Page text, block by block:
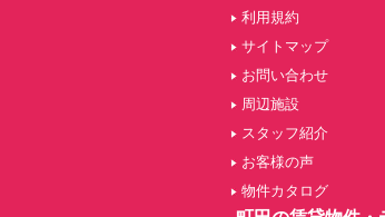
利用規約
サイトマップ
お問い合わせ
周辺施設
スタッフ紹介
お客様の声
物件カタログ